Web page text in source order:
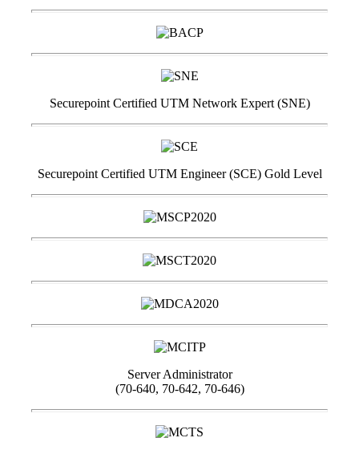
Securepoint Certified UTM Network Expert (SNE)
Securepoint Certified UTM Engineer (SCE) Gold Level
Server Administrator
(70-640, 70-642, 70-646)